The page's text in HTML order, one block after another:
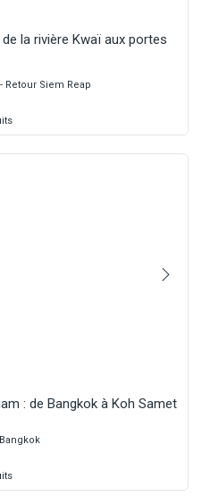
la rivière Kwaï aux portes
Retour Siem Reap
: de Bangkok à Koh Samet